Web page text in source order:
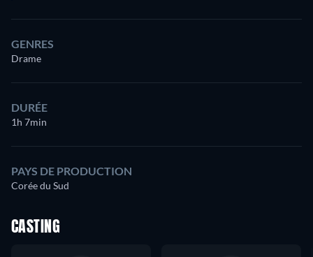
GENRES
Drame
DURÉE
1h 7min
PAYS DE PRODUCTION
Corée du Sud
CASTING